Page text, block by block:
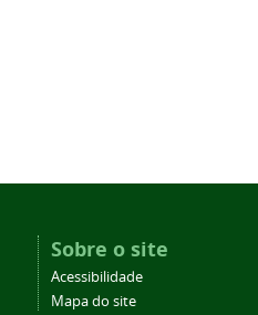
Sobre o site
Acessibilidade
Mapa do site